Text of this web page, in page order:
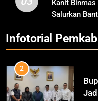
12
Kanit
Salurkan
Infotorial
1
2